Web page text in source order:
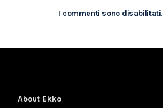
I commenti sono disabilitati.
About Ekko